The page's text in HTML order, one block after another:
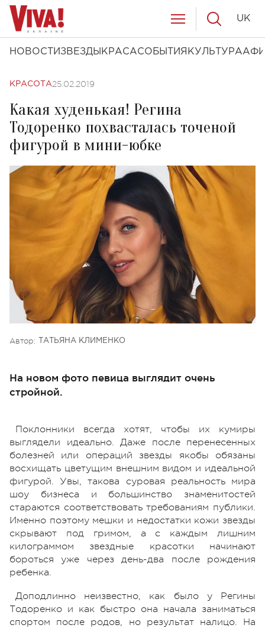
НОВОСТИ ЗВЕЗДЫ КРАСАСОБЫТИЯ КУЛЬТУРА
UK
КРАСОТА25.02.2019
Какая худенькая! Регина
Тодоренко похвасталась точеной
фигурой в мини-юбке
Автор: ТАТЬЯНА КЛИМЕНКО
На новом фото певица выглядит очень
стройной.
Поклонники всегда хотят, чтобы их кумиры
выглядели идеально. Даже после перенесенных
болезней или операций звезды якобы обязаны
восхищать цветущим внешним видом и идеальной
фигурой. Увы, такова суровая реальность мира
шоу бизнеса и большинство знаменитостей
стараются соответствовать требованиям публики.
Именно поэтому мешки и недостатки кожи звезды
скрывают под гримом, а с каждым лишним
килограммом звездные красотки начинают
бороться уже через день-два после рождения
ребенка.
Доподлинно неизвестно, как было у Регины
Тодоренко и как быстро она начала заниматься
спортом после родов, но результат налицо. На